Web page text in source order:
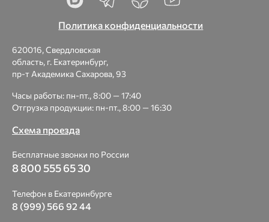
Политика конфиденциальности
620016, Свердловская
область, г. Екатеринбург,
пр-т Академика Сахарова, 93
Часы работы: пн-пт., 8:00 — 17:40
Отгрузка продукции: пн-пт., 8:00 — 16:30
Схема проезда
Бесплатные звонки по России
8 800 555 65 30
Телефон в Екатеринбурге
8 (999) 566 92 44